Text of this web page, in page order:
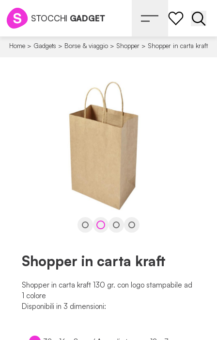
STOCCHI GADGET
Home > Gadgets > Borse & viaggio > Shopper > Shopper in carta kraft
Shopper in carta kraft
Shopper in carta kraft 130 gr. con logo stampabile ad
1 colore
Disponibili in 3 dimensioni: